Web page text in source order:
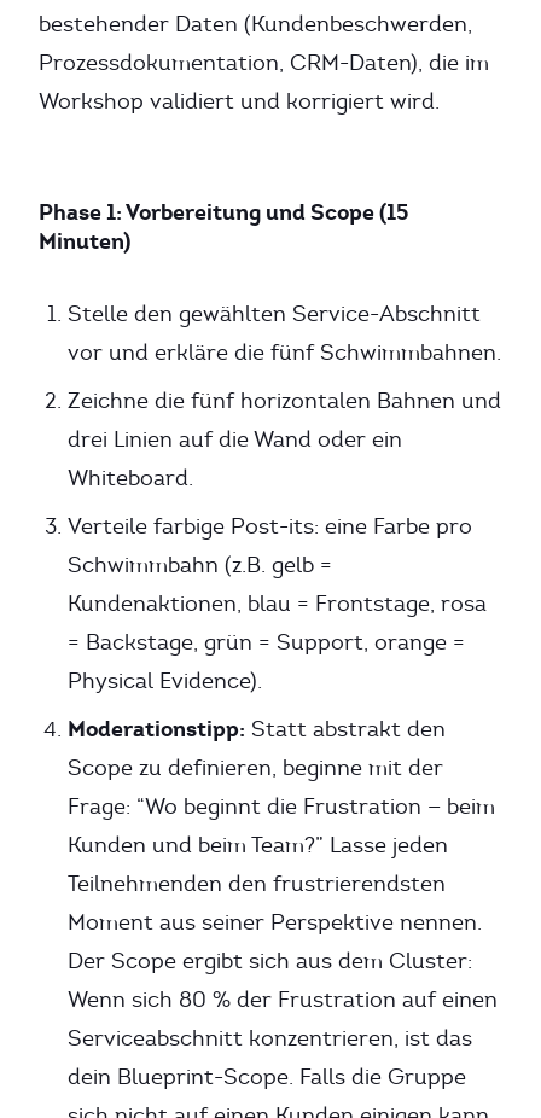
bestehender Daten (Kundenbeschwerden,
Prozessdokumentation, CRM-Daten), die im
Workshop validiert und korrigiert wird.
Phase 1: Vorbereitung und Scope (15
Minuten)
Stelle den gewählten Service-Abschnitt
vor und erkläre die fünf Schwimmbahnen.
Zeichne die fünf horizontalen Bahnen und
drei Linien auf die Wand oder ein
Whiteboard.
Verteile farbige Post-its: eine Farbe pro
Schwimmbahn (z.B. gelb =
Kundenaktionen, blau = Frontstage, rosa
= Backstage, grün = Support, orange =
Physical Evidence).
Moderationstipp: Statt abstrakt den
Scope zu definieren, beginne mit der
Frage: “Wo beginnt die Frustration — beim
Kunden und beim Team?” Lasse jeden
Teilnehmenden den frustrierendsten
Moment aus seiner Perspektive nennen.
Der Scope ergibt sich aus dem Cluster:
Wenn sich 80 % der Frustration auf einen
Serviceabschnitt konzentrieren, ist das
dein Blueprint-Scope. Falls die Gruppe